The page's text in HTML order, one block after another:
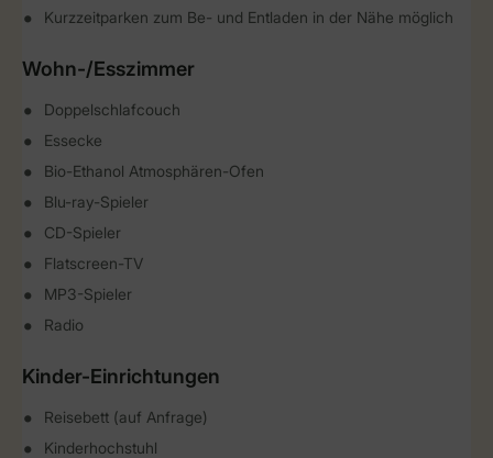
Kurzzeitparken zum Be- und Entladen in der Nähe möglich
Wohn-/Esszimmer
Doppelschlafcouch
Essecke
Bio-Ethanol Atmosphären-Ofen
Blu-ray-Spieler
CD-Spieler
Flatscreen-TV
MP3-Spieler
Radio
Kinder-Einrichtungen
Reisebett (auf Anfrage)
Kinderhochstuhl